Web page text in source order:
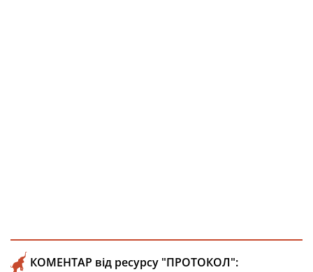
КОМЕНТАР від ресурсу "ПРОТОКОЛ":